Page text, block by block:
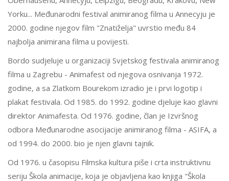
Yorku... Međunarodni festival animiranog filma u Annecyju je
2000. godine njegov film "Znatiželja" uvrstio među 84
najbolja animirana filma u povijesti.
Bordo sudjeluje u organizaciji Svjetskog festivala animiranog
filma u Zagrebu - Animafest od njegova osnivanja 1972.
godine, a sa Zlatkom Bourekom izradio je i prvi logotip i
plakat festivala. Od 1985. do 1992. godine djeluje kao glavni
direktor Animafesta. Od 1976. godine, član je Izvršnog
odbora Međunarodne asocijacije animiranog filma - ASIFA, a
od 1994. do 2000. bio je njen glavni tajnik.
Od 1976. u časopisu Filmska kultura piše i crta instruktivnu
seriju Škola animacije, koja je objavljena kao knjiga "Škola